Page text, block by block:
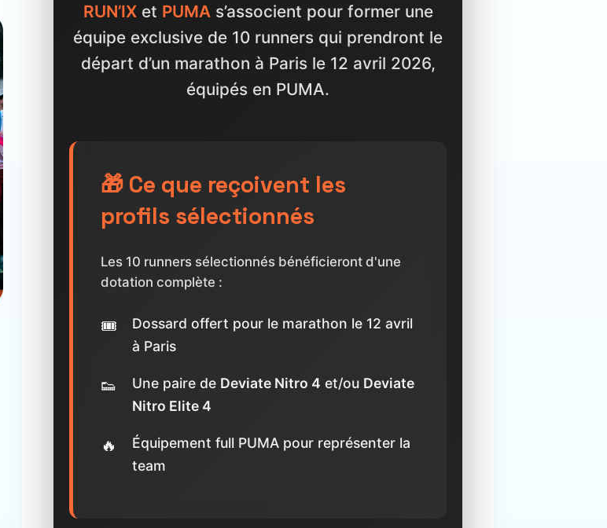
RUN’IXet PUMAs’associent pour former une
équipe exclusive de 10 runners qui prendront le
départ d’un marathon à Paris le 12 avril 2026,
équipés en PUMA.
🎁 Ce que reçoivent les
profils sélectionnés
Les 10 runners sélectionnés bénéficieront d'une
dotation complète :
Dossard offert pour le marathon le 12 avril
à Paris
Une paire de Deviate Nitro 4 et/ou Deviate
Nitro Elite 4
Équipement full PUMA pour représenter la
team